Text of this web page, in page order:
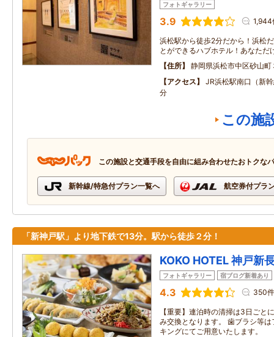
フォトギャラリー
3.9 1,944
浜松駅から徒歩2分だから！浜松
とができるハブホテル！あなただ
住所
静岡県浜松市中区砂山町
アクセス
JR浜松駅南口（新
分
この施
この施設と交通手段を自由に組み合わせたおトクな
新幹線/特急付プラン一覧へ 航空券付プラ
「新神戸駅」より地下鉄で13分。駅から徒歩２分！
KOKO HOTEL 神戸新
フォトギャラリー 宿ブログ新着あり
4.3 350件
【重要】連泊時の清掃は3日ごと
み交換となります。 歯ブラシ等
キングにてご用意いたします。